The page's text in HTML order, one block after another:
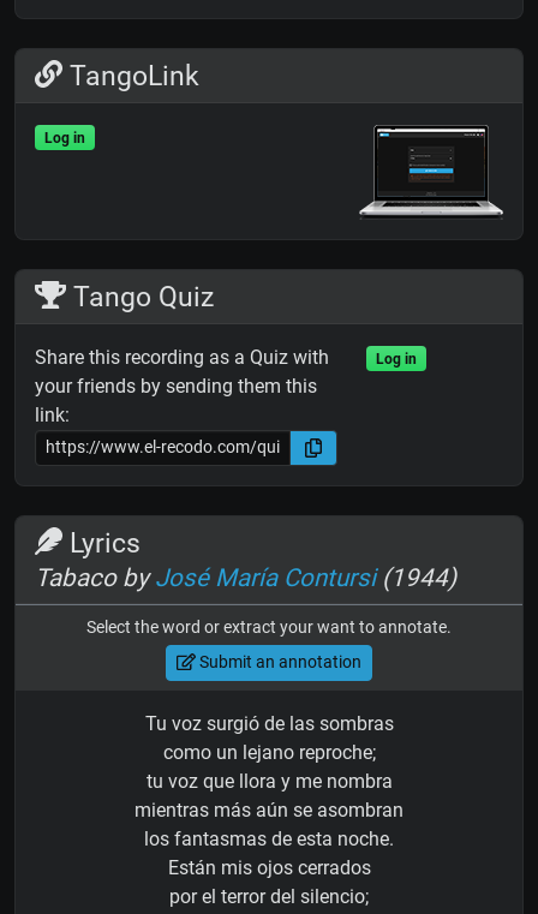
TangoLink
Log in
Tango Quiz
Share this recording as a Quiz with
your friends by sending them this
link:
Log in
Lyrics
Tabaco byJosé María Contursi(1944)
Select the word or extract your want to annotate.
Submit an annotation
Tu voz surgió de las sombras
como un lejano reproche;
tu voz que llora y me nombra
mientras más aún se asombran
los fantasmas de esta noche.
Están mis ojos cerrados
por el terror del silencio;